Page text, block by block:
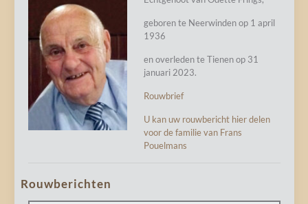
geboren te Neerwinden op 1 april
1936
en overleden te Tienen op 31
januari 2023.
Rouwbrief
U kan uw rouwbericht hier delen
voor de familie van Frans
Pouelmans
Rouwberichten